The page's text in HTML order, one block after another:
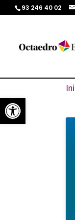
Abrir barra de
93 246 40 02